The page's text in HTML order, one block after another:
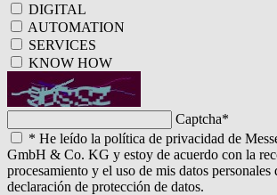
DIGITAL
AUTOMATION
SERVICES
KNOW HOW
Captcha*
* He leído la política de privacidad de
GmbH & Co. KG y estoy de acuerdo con la
procesamiento y el uso de mis datos personales
declaración de protección de datos.